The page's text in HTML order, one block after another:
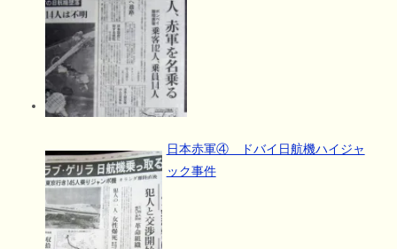
日本赤軍④ ドバイ日航機ハイジャ
ック事件